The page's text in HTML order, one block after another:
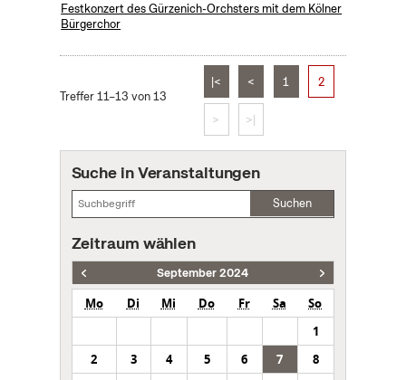
Festkonzert des Gürzenich-Orchsters mit dem Kölner
Bürgerchor
Treffer 11–13 von 13
|< < 1 2
> >|
Suche in Veranstaltungen
Suchen
Zeitraum wählen
September 2024
Mo Di Mi Do Fr Sa
So
1
2
3 4 5 6 7
8